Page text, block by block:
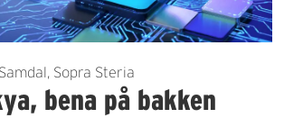
Sopra Steria
bena på bakken